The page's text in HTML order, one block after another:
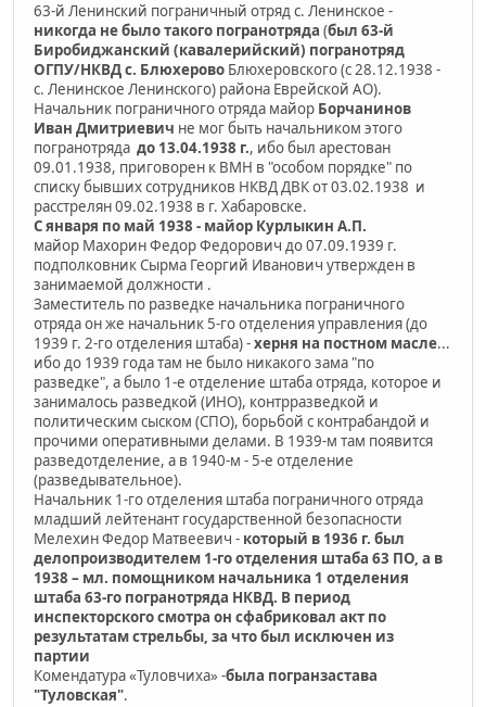
63-й Ленинский пограничный отряд с. Ленинское -
никогда не было такого погранотряда (был 63-й
Биробиджанский (кавалерийский) погранотряд
ОГПУ/НКВД с. Блюхерово Блюхеровского (с 28.12.1938 -
с. Ленинское Ленинского) района Еврейской АО).
Начальник пограничного отряда майор Борчанинов
Иван Дмитриевич не мог быть начальником этого
погранотряда до 13.04.1938 г., ибо был арестован
09.01.1938, приговорен к ВМН в "особом порядке" по
списку бывших сотрудников НКВД ДВК от 03.02.1938 и
расстрелян 09.02.1938 в г. Хабаровске.
С января по май 1938 - майор Курлыкин А.П.
майор Махорин Федор Федорович до 07.09.1939 г.
подполковник Сырма Георгий Иванович утвержден в
занимаемой должности .
Заместитель по разведке начальника пограничного
отряда он же начальник 5-го отделения управления (до
1939 г. 2-го отделения штаба) -херня на постном масле...
ибо до 1939 года там не было никакого зама "по
разведке", а было 1-е отделение штаба отряда, которое и
занималось разведкой (ИНО), контрразведкой и
политическим сыском (СПО), борьбой с контрабандой и
прочими оперативными делами. В 1939-м там появится
разведотделение, а в 1940-м - 5-е отделение
(разведывательное).
Начальник 1-го отделения штаба пограничного отряда
младший лейтенант государственной безопасности
Мелехин Федор Матвеевич - который в 1936 г. был
делопроизводителем 1-го отделения штаба 63 ПО, а в
1938 – мл. помощником начальника 1 отделения
штаба 63-го погранотряда НКВД. В период
инспекторского смотра он сфабриковал акт по
результатам стрельбы, за что был исключен из
партии
Комендатура «Туловчиха» -была погранзастава
"Туловская".